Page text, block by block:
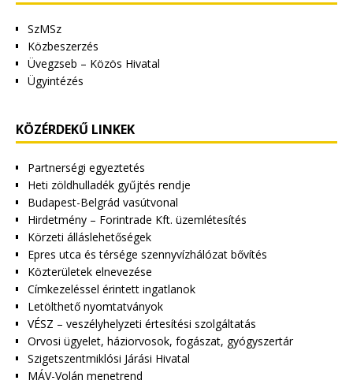
SzMSz
Közbeszerzés
Üvegzseb – Közös Hivatal
Ügyintézés
KÖZÉRDEKŰ LINKEK
Partnerségi egyeztetés
Heti zöldhulladék gyűjtés rendje
Budapest-Belgrád vasútvonal
Hirdetmény – Forintrade Kft. üzemlétesítés
Körzeti álláslehetőségek
Epres utca és térsége szennyvízhálózat bővítés
Közterületek elnevezése
Címkezeléssel érintett ingatlanok
Letölthető nyomtatványok
VÉSZ – veszélyhelyzeti értesítési szolgáltatás
Orvosi ügyelet, háziorvosok, fogászat, gyógyszertár
Szigetszentmiklósi Járási Hivatal
MÁV-Volán menetrend